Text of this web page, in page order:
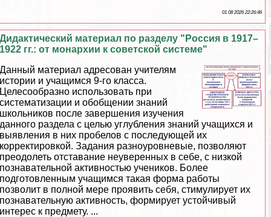
01 08 2026 22:26:46
Дидактический материал по разделу "Россия в 1917–
1922 гг.: от монархии к советской системе"
Данный материал адресован учителям
истории и учащимся 9-го класса.
Целесообразно использовать при
систематизации и обобщении знаний
школьников после завершения изучения
данного раздела с целью углубления знаний учащихся и
выявления в них пробелов с последующей их
корректировкой. Задания разноуровневые, позволяют
преодолеть отставание неуверенных в себе, с низкой
познавательной активностью учеников. Более
подготовленным учащимся такая форма работы
позволит в полной мере проявить себя, стимулирует их
познавательную активность, формирует устойчивый
интерес к предмету. ...